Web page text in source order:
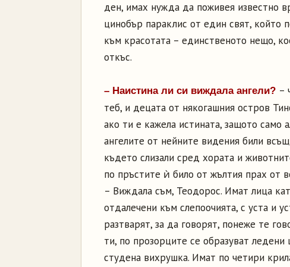
ден, имах нужда да поживея известно
цинобър параклис от един свят, който
към красотата – единственото нещо,
откъс.
– Наистина ли си виждала ангели? –
теб, и децата от някогашния остров
ако ти е кажела истината, защото само
ангелите от нейните видения били
където слизали сред хората и
по пръстите ѝ било от жълтия прах от
– Виждала съм, Теодорос. Имат лица
отдалечени към слепоочията, с уста и
разтварят, за да говорят, понеже те
ти, по прозорците се образуват
студена вихрушка. Имат по четири